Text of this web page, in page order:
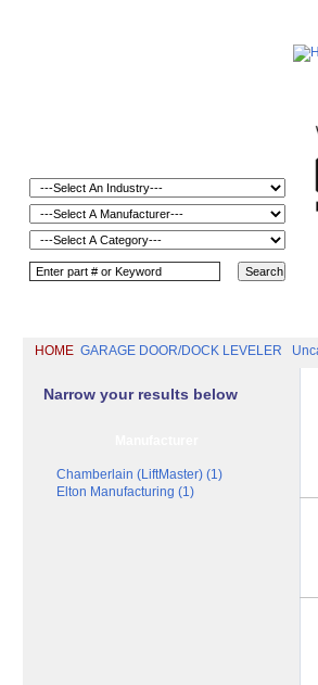
HOME GARAGE DOOR/DOCK LEVELER
Narrow your results below
Chamberlain (LiftMaster) (1)
Elton Manufacturing (1)